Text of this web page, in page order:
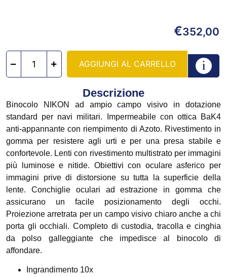
€352,00
AGGIUNGI AL CARRELLO
Descrizione
Binocolo NIKON ad ampio campo visivo in dotazione
standard per navi militari. Impermeabile con ottica BaK4
anti-appannante con riempimento di Azoto. Rivestimento in
gomma per resistere agli urti e per una presa stabile e
confortevole. Lenti con rivestimento multistrato per immagini
più luminose e nitide. Obiettivi con oculare asferico per
immagini prive di distorsione su tutta la superficie della
lente. Conchiglie oculari ad estrazione in gomma che
assicurano un facile posizionamento degli occhi.
Proiezione arretrata per un campo visivo chiaro anche a chi
porta gli occhiali. Completo dicustodia, tracolla e cinghia
da polso galleggiante che impedisce al binocolo di
affondare.
Ingrandimento 10x